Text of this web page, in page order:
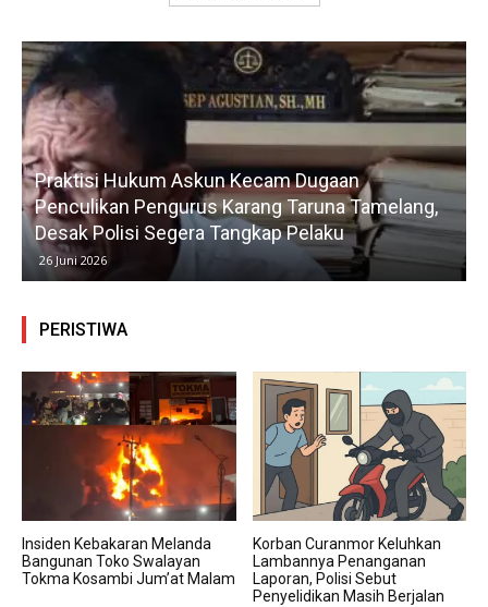
Dugaan
Taruna Tamelang,
Pelaku
Kesigapan Sopir dan
Evakuasi Mikrobus
Korban Jiwa
4 Juni 2026
PERISTIWA
Insiden Kebakaran Melanda
Bangunan Toko Swalayan
Tokma Kosambi Jum’at Malam
Korban Curanmor Keluhkan
Lambannya Penanganan
Laporan, Polisi Sebut
Penyelidikan Masih Berjalan